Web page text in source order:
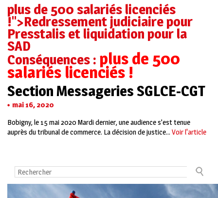
plus de 500 salariés licenciés
!">Redressement judiciaire pour
Presstalis et liquidation pour la
SAD
Conséquences : plus de 500
salariés licenciés !
Section Messageries SGLCE-CGT
mai 16, 2020
Bobigny, le 15 mai 2020 Mardi dernier, une audience s’est tenue
auprès du tribunal de commerce. La décision de justice... Voir l'article
Mentions légales
La CGT